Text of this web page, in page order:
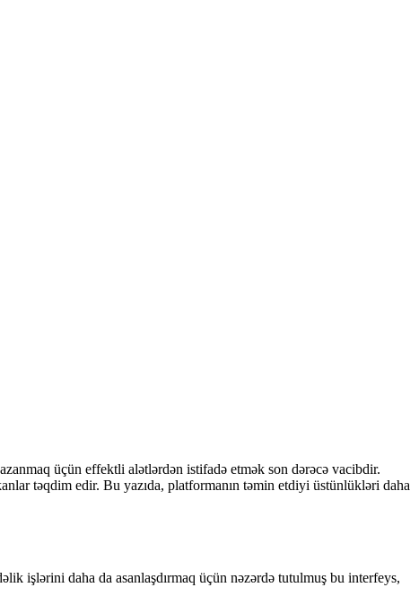
üçün effektli alətlərdən istifadə etmək son dərəcə vacibdir.
təqdim edir. Bu yazıda, platformanın təmin etdiyi üstünlükləri daha
işlərini daha da asanlaşdırmaq üçün nəzərdə tutulmuş bu interfeys,